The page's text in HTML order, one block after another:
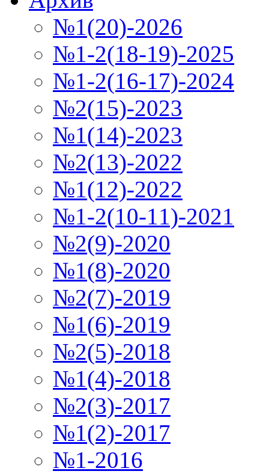
№1(20)-2026
№1-2(18-19)-2025
№1-2(16-17)-2024
№2(15)-2023
№1(14)-2023
№2(13)-2022
№1(12)-2022
№1-2(10-11)-2021
№2(9)-2020
№1(8)-2020
№2(7)-2019
№1(6)-2019
№2(5)-2018
№1(4)-2018
№2(3)-2017
№1(2)-2017
№1-2016